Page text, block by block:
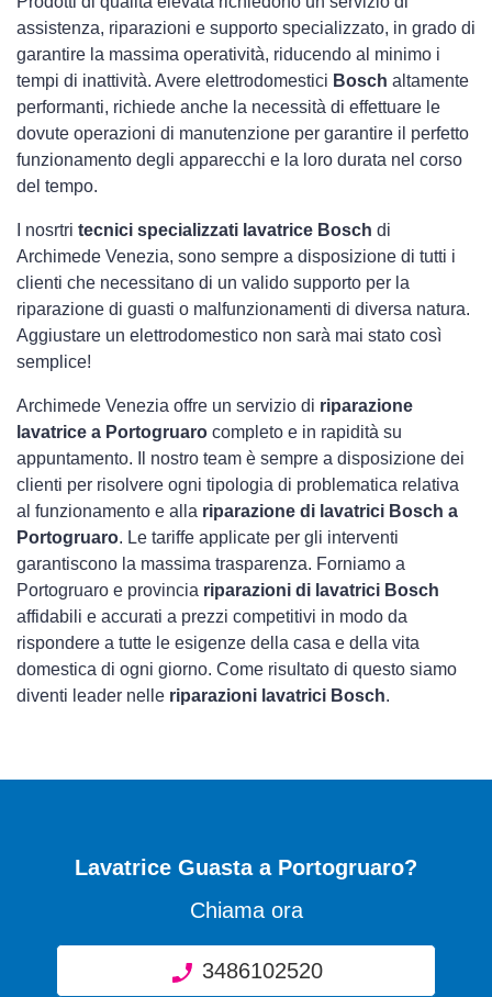
assistenza, riparazioni e supporto specializzato, in grado di
garantire la massima operatività, riducendo al minimo i
tempi di inattività. Avere elettrodomestici Bosch altamente
performanti, richiede anche la necessità di effettuare le
dovute operazioni di manutenzione per garantire il perfetto
funzionamento degli apparecchi e la loro durata nel corso
del tempo.
I nosrtri tecnici specializzati lavatrice Bosch di
Archimede Venezia, sono sempre a disposizione di tutti i
clienti che necessitano di un valido supporto per la
riparazione di guasti o malfunzionamenti di diversa natura.
Aggiustare un elettrodomestico non sarà mai stato così
semplice!
Archimede Venezia offre un servizio di riparazione
lavatrice a Portogruaro completo e in rapidità su
appuntamento. Il nostro team è sempre a disposizione dei
clienti per risolvere ogni tipologia di problematica relativa
al funzionamento e alla riparazione di lavatrici Bosch a
Portogruaro. Le tariffe applicate per gli interventi
garantiscono la massima trasparenza. Forniamo a
Portogruaro e provincia riparazioni di lavatrici Bosch
affidabili e accurati a prezzi competitivi in modo da
rispondere a tutte le esigenze della casa e della vita
domestica di ogni giorno. Come risultato di questo siamo
diventi leader nelle riparazioni lavatrici Bosch.
Lavatrice Guastaa Portogruaro?
Chiama ora
3486102520